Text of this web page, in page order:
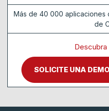
Más de 40 000 aplicaciones
de
Descubra
SOLICITE UNA